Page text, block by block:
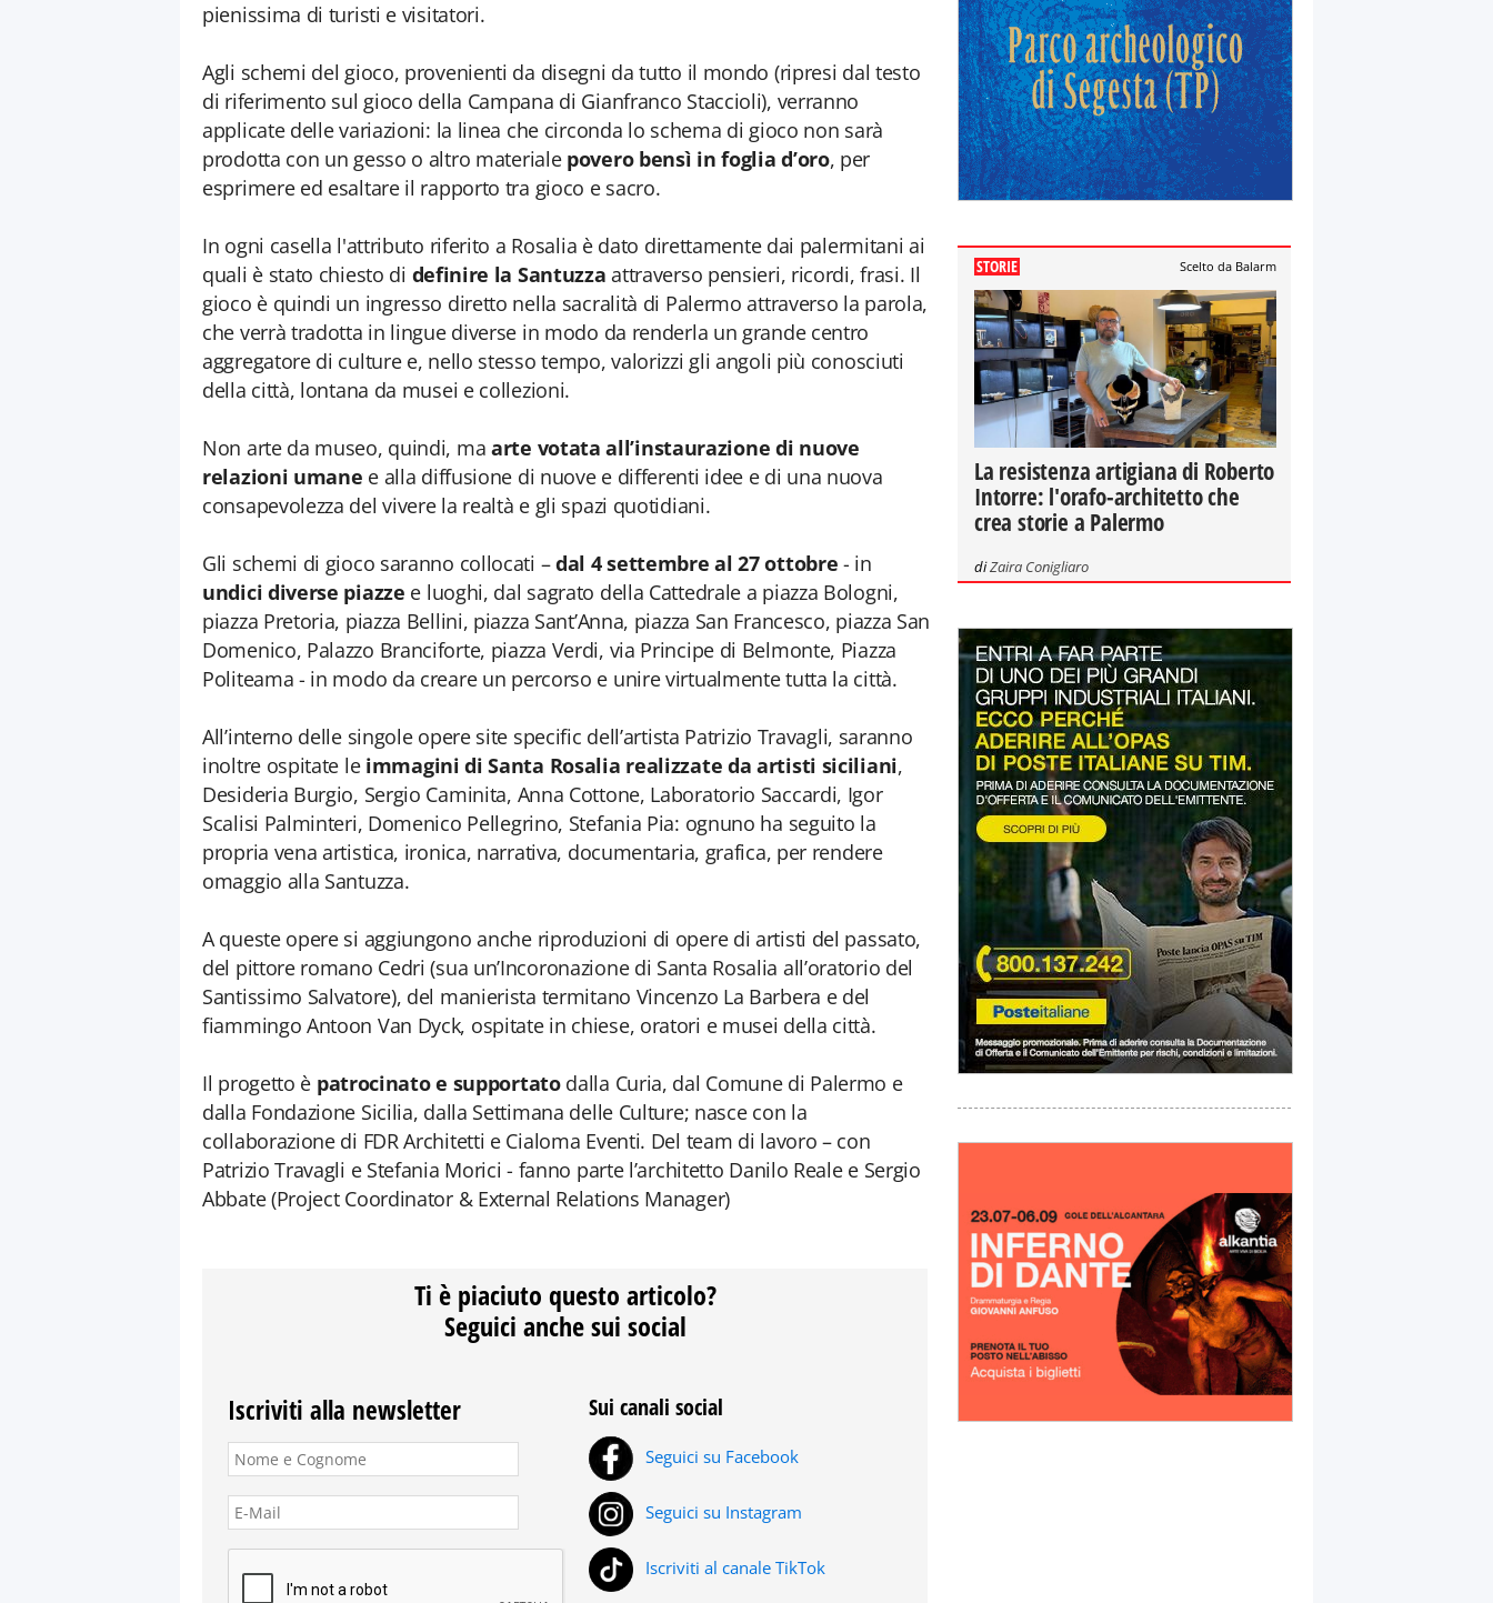
pienissima di turisti e visitatori.
Agli schemi del gioco, provenienti da disegni da tutto il mondo (ripresi dal testo
di riferimento sul gioco della Campana di Gianfranco Staccioli), verranno
applicate delle variazioni: la linea che circonda lo schema di gioco non sarà
prodotta con un gesso o altro materiale povero bensì in foglia d’oro, per
esprimere ed esaltare il rapporto tra gioco e sacro.
In ogni casella l'attributo riferito a Rosalia è dato direttamente dai palermitani ai
quali è stato chiesto di definire la Santuzzaattraverso pensieri, ricordi, frasi. Il
gioco è quindi un ingresso diretto nella sacralità di Palermo attraverso la parola,
che verrà tradotta in lingue diverse in modo da renderla un grande centro
aggregatore di culture e, nello stesso tempo, valorizzi gli angoli più conosciuti
della città, lontana da musei e collezioni.
Non arte da museo, quindi, ma arte votata all’instaurazione di nuove
relazioni umane e alla diffusione di nuove e differenti idee e di una nuova
consapevolezza del vivere la realtà e gli spazi quotidiani.
Gli schemi di gioco saranno collocati –dal 4 settembre al 27 ottobre - in
undici diverse piazze e luoghi, dal sagrato della Cattedrale a piazza Bologni,
piazza Pretoria, piazza Bellini, piazza Sant’Anna, piazza San Francesco, piazza San
Domenico, Palazzo Branciforte, piazza Verdi, via Principe di Belmonte, Piazza
Politeama - in modo da creare un percorso e unire virtualmente tutta la città.
All’interno delle singole opere site specific dell’artista Patrizio Travagli, saranno
inoltre ospitate le immagini di Santa Rosalia realizzate da artisti siciliani,
Desideria Burgio, Sergio Caminita, Anna Cottone, Laboratorio Saccardi, Igor
Scalisi Palminteri, Domenico Pellegrino, Stefania Pia: ognuno ha seguito la
propria vena artistica, ironica, narrativa, documentaria, grafica, per rendere
omaggio alla Santuzza.
A queste opere si aggiungono anche riproduzioni di opere di artisti del passato,
del pittore romano Cedri (sua un’Incoronazione di Santa Rosalia all’oratorio del
Santissimo Salvatore), del manierista termitano Vincenzo La Barbera e del
fiammingo Antoon Van Dyck, ospitate in chiese, oratori e musei della città.
Il progetto è patrocinato e supportatodalla Curia, dal Comune di Palermo e
dalla Fondazione Sicilia, dalla Settimana delle Culture; nasce con la
collaborazione di FDR Architetti e Cialoma Eventi. Del team di lavoro – con
Patrizio Travagli e Stefania Morici - fanno parte l’architetto Danilo Reale e Sergio
Abbate (Project Coordinator & External Relations Manager)
Ti è piaciuto questo articolo?
Seguici anche sui social
Iscriviti alla newsletter Sui canali social
Seguici su Facebook
Seguici su Instagram
Iscriviti al canale TikTok
STORIE Scelto da Balarm
La resistenza artigiana di Roberto
Intorre: l'orafo-architetto che
crea storie a Palermo
diZaira Conigliaro